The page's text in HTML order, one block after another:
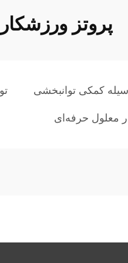
پروتز
کمکی توانبخشی
معلول حرفه‌ای